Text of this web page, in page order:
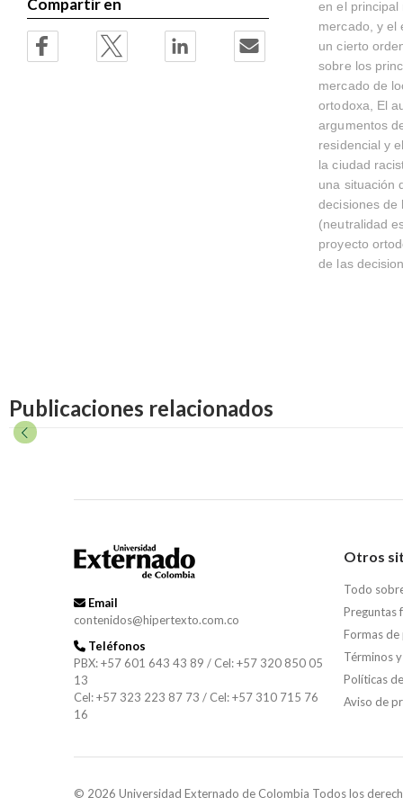
en el principal
mercado, y el
un cierto
sobre los
mercado de
ortodoxa, El
argumentos
residencial y
la ciudad
una situación
decisiones de
(neutralidad
proyecto
de las
Compartir en
Publicaciones relacionados
Email
contenidos@hipertexto.com.co
Teléfonos
PBX: +57 601 643 43 89 / Cel: +57 320 850 05
13
Cel: +57 323 223 87 73 / Cel: +57 310 715 76
16
Otros
Todo
Preguntas
Formas de
Términos
Políticas
Aviso de
© 2026 Universidad Externado de Colombia Todos los